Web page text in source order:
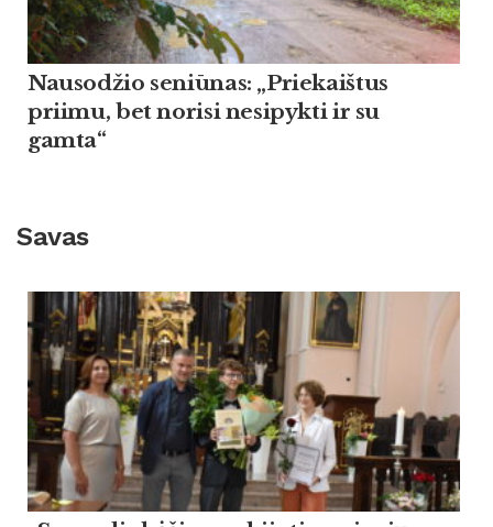
Nausodžio seniūnas: „Priekaištus
priimu, bet norisi nesipykti ir su
gamta“
Savas